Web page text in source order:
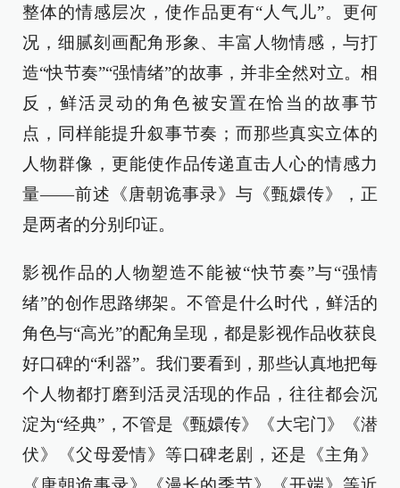
整体的情感层次，使作品更有“人气儿”。更何
况，细腻刻画配角形象、丰富人物情感，与打
造“快节奏”“强情绪”的故事，并非全然对立。相
反，鲜活灵动的角色被安置在恰当的故事节
点，同样能提升叙事节奏；而那些真实立体的
人物群像，更能使作品传递直击人心的情感力
量——前述《唐朝诡事录》与《甄嬛传》，正
是两者的分别印证。
影视作品的人物塑造不能被“快节奏”与“强情
绪”的创作思路绑架。不管是什么时代，鲜活的
角色与“高光”的配角呈现，都是影视作品收获良
好口碑的“利器”。我们要看到，那些认真地把每
个人物都打磨到活灵活现的作品，往往都会沉
淀为“经典”，不管是《甄嬛传》《大宅门》《潜
伏》《父母爱情》等口碑老剧，还是《主角》